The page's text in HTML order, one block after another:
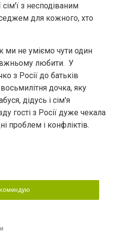
сім'ї з несподіваним
для кожного, хто
ми не уміємо чути один
любити. У
з Росії до батьків
дочка, яку
дідусь і сім'я
гості з Росії дуже чекала
проблем і конфліктів.